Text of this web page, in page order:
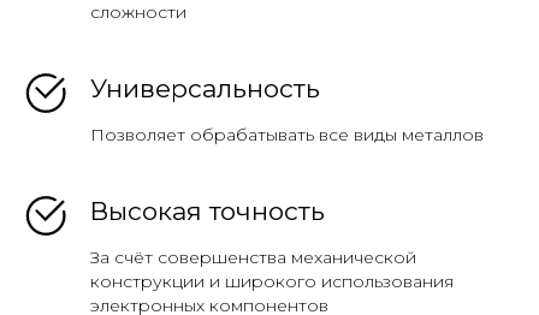
сложности
Универсальность
Позволяет обрабатывать все виды металлов
Высокая точность
За счёт совершенства механической
конструкции и широкого использования
электронных компонентов